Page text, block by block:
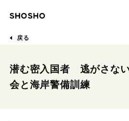
戻る
潜む密入国者 逃がさな
会と海岸警備訓練